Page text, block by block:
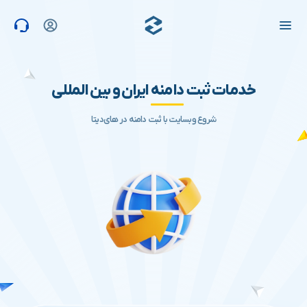
خدمات ثبتدامنهایران و بین المللی
شروع وبسایت با ثبت دامنه در های‌دیتا